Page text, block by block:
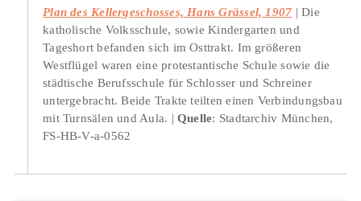
Plan des Kellergeschosses, Hans Grässel, 1907
Die
katholische Volksschule, sowie Kindergarten und
Tageshort befanden sich im Osttrakt. Im größeren
Westflügel waren eine protestantische Schule sowie die
städtische Berufsschule für Schlosser und Schreiner
untergebracht. Beide Trakte teilten einen Verbindungsbau
mit Turnsälen und Aula.
Quelle: Stadtarchiv München,
FS-HB-V-a-0562